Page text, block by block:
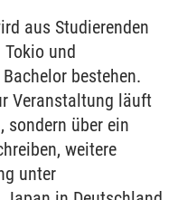
aus Studierenden
und
bestehen.
Veranstaltung läuft
sondern über ein
weitere
unter